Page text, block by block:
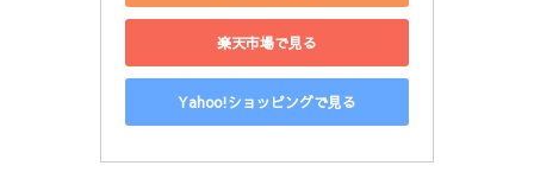
楽天市場で見る
Yahoo!ショッピングで見る